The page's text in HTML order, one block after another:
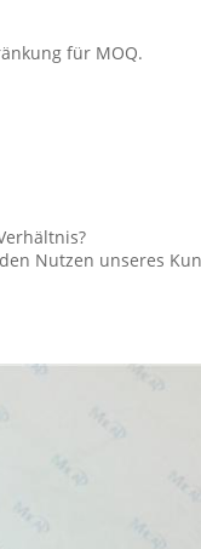
für MOQ.
Nutzen unseres